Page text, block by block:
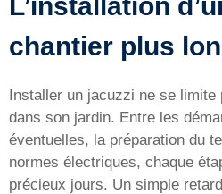
chantier plus
Installer un jacuzzi ne se limite
dans son jardin. Entre les
éventuelles, la préparation du
normes électriques, chaque
précieux jours. Un simple